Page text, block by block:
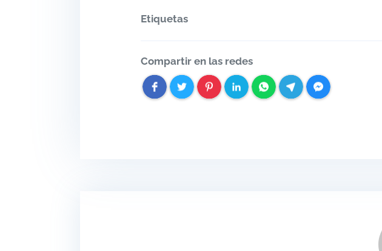
Etiquetas
Compartir en las redes